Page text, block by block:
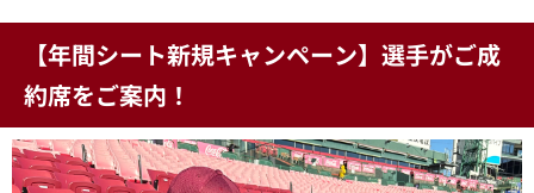
【年間シート新規キャンペーン】選手がご成
約席をご案内！